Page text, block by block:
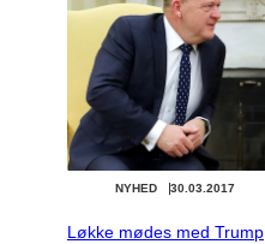
30.03.2017
NYHED
Løkke mødes med Trump